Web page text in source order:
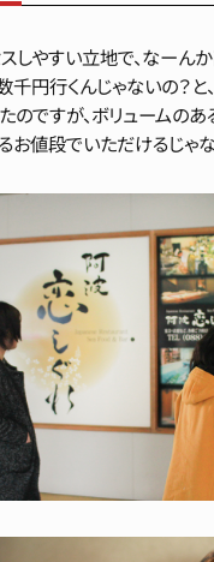
しやすい立地で、なーん
千円行くんじゃないの？
のですが、ボリュームの
値段でいただけるじゃな